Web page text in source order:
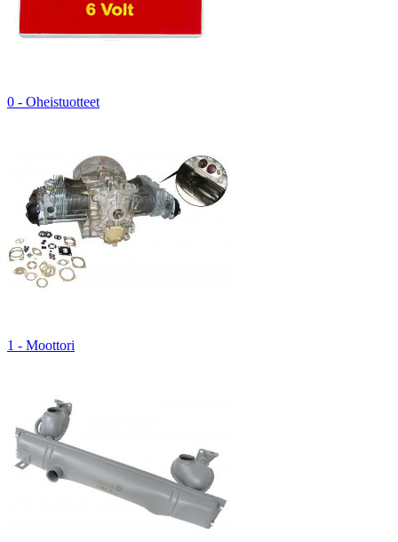
0 - Oheistuotteet
1 - Moottori